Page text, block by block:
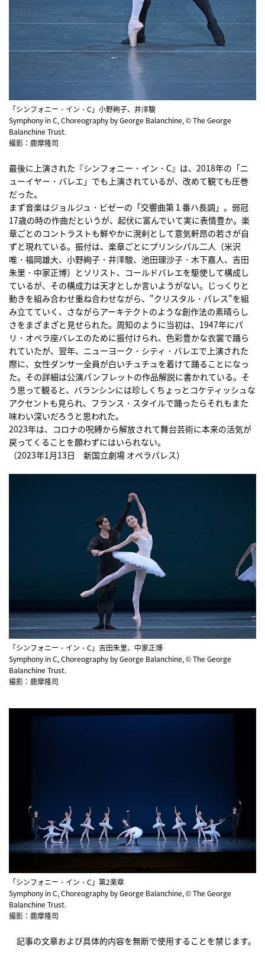
「シンフォニー・イン・C」小野絢子、井澤駿
Symphony in C, Choreography by George Balanchine, © The George
Balanchine Trust.
撮影：鹿摩隆司
最後に上演された『シンフォニー・イン・C』は、2018年の「ニ
ューイヤー・バレエ」でも上演されているが、改めて観ても圧巻
だった。
まず音楽はジョルジュ・ビゼーの「交響曲第１番ハ長調」。弱冠
17歳の時の作曲だというが、起伏に富んでいて実に表情豊か。楽
章ごとのコントラストも鮮やかに溌剌として意気軒昂の若さが自
ずと現れている。振付は、楽章ごとにプリンシパル二人（米沢
唯・福岡雄大、小野絢子・井澤駿、池田理沙子・木下嘉人、吉田
朱里・中家正博）とソリスト、コールドバレエを駆使して構成し
ているが、その構成力は天才としか言いようがない。じっくりと
動きを組み合わせ重ね合わせながら、"クリスタル・パレス"を組
み立てていく、さながらアーキテクトのような創作法の素晴らし
さをまざまざと見せられた。周知のように当初は、1947年にパ
リ・オペラ座バレエのために振付けられ、色彩豊かな衣裳で踊ら
れていたが、翌年、ニューヨーク・シティ・バレエで上演された
際に、女性ダンサー全員が白いチュチュを着けて踊ることになっ
た。その詳細は公演パンフレットの作品解説に書かれている。そ
う思って観ると、バランシンには珍しくちょっとコケティッシュな
アクセントも見られ、フランス・スタイルで踊ったらそれもまた
味わい深いだろうと思われた。
2023年は、コロナの呪縛から解放されて舞台芸術に本来の活気が
戻ってくることを願わずにはいられない。
（2023年1月13日 新国立劇場 オペラパレス）
「シンフォニー・イン・C」吉田朱里、中家正博
Symphony in C, Choreography by George Balanchine, © The George
Balanchine Trust.
撮影：鹿摩隆司
「シンフォニー・イン・C」第2楽章
Symphony in C, Choreography by George Balanchine, © The George
Balanchine Trust.
撮影：鹿摩隆司
記事の文章および具体的内容を無断で使用することを禁じます。